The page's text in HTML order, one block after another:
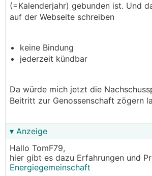
(=Kalenderjahr) gebunden ist. Und
auf der Webseite schreiben
keine Bindung
jederzeit kündbar
Da würde mich jetzt die
Beitritt zur Genossenschaft zögern
▾ Anzeige
Hallo TomF79,
hier gibt es dazu Erfahrungen und
Energiegemeinschaft